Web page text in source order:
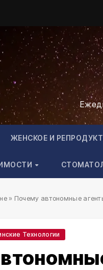
ЖЕНСКОЕ И
» Почему автономные
Технологии